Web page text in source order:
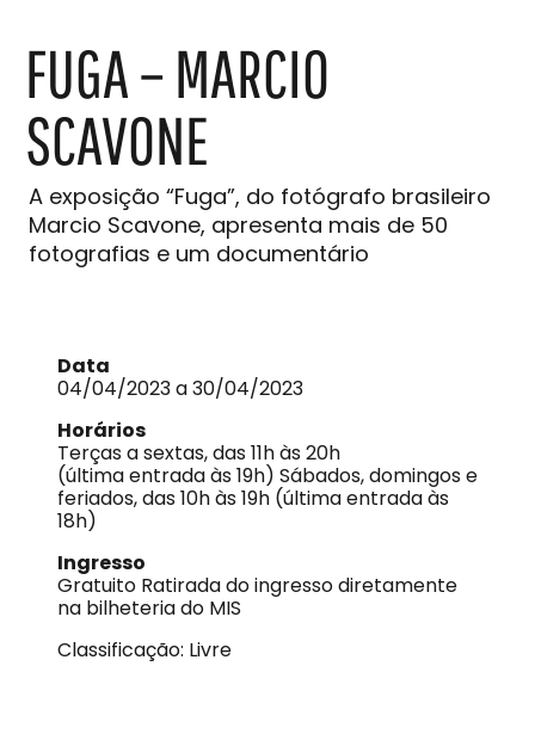
e
do
Som
FUGA – MARCIO
SCAVONE
A exposição “Fuga”, do fotógrafo brasileiro
Marcio Scavone, apresenta mais de 50
fotografias e um documentário
Data
04/04/2023 a 30/04/2023
Horários
Terças a sextas, das 11h às 20h
(última entrada às 19h) Sábados, domingos e
feriados, das 10h às 19h (última entrada às
18h)
Ingresso
Gratuito Ratirada do ingresso diretamente
na bilheteria do MIS
Classificação: Livre